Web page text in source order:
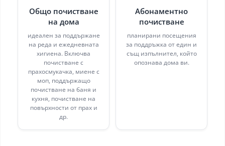
Общо почистване
на дома
идеален за поддържане
на реда и ежедневната
хигиена. Включва
почистване с
прахосмукачка, миене с
моп, поддържащо
почистване на баня и
кухня, почистване на
повърхности от прах и
др.
Абонаментно
почистване
планирани посещения
за поддръжка от един и
същ изпълнител, който
опознава дома ви.